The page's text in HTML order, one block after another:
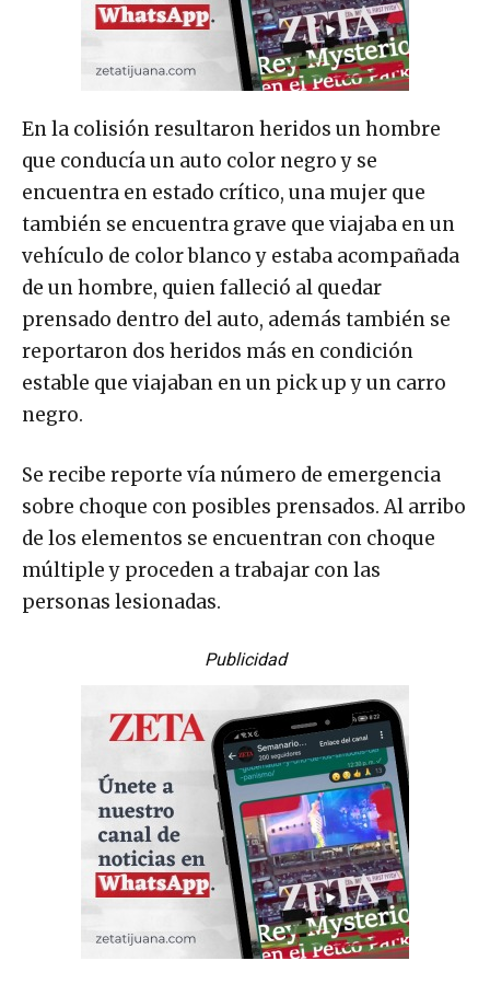
En la colisión resultaron heridos un hombre
que conducía un auto color negro y se
encuentra en estado crítico, una mujer que
también se encuentra grave que viajaba en un
vehículo de color blanco y estaba acompañada
de un hombre, quien falleció al quedar
prensado dentro del auto, además también se
reportaron dos heridos más en condición
estable que viajaban en un pick up y un carro
negro.
Se recibe reporte vía número de emergencia
sobre choque con posibles prensados. Al arribo
de los elementos se encuentran con choque
múltiple y proceden a trabajar con las
personas lesionadas.
Publicidad